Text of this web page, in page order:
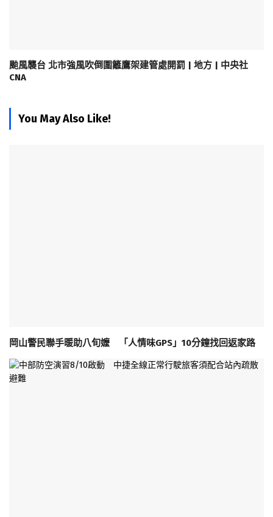
颱風襲台 北市強風吹倒圍籬鷹架建管處開罰 | 地方 | 中央社
CNA
You May Also Like!
岡山警民聯手暖助八旬嬤 「人情味GPS」10分鐘找回返家路